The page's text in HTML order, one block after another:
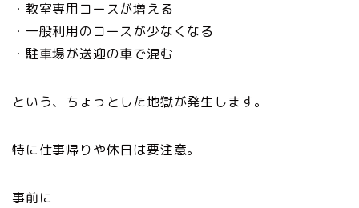
・教室専用コースが増える
・一般利用のコースが少なくなる
・駐車場が送迎の車で混む
という、ちょっとした地獄が発生します。
特に仕事帰りや休日は要注意。
事前に